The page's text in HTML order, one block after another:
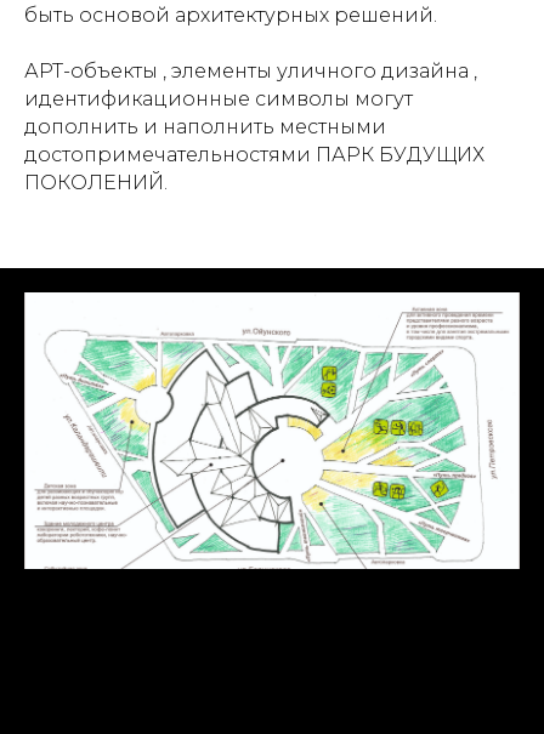
быть основой архитектурных решений.
АРТ-объекты , элементы уличного дизайна ,
идентификационные символы могут
дополнить и наполнить местными
достопримечательностями ПАРК БУДУЩИХ
ПОКОЛЕНИЙ.